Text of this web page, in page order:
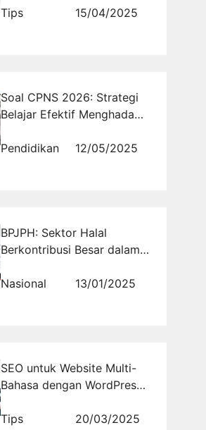
Tips
15/04/2025
Soal CPNS 2026: Strategi
Belajar Efektif Menghadapi
Pendidikan
12/05/2025
BPJPH: Sektor Halal
Berkontribusi Besar dalam
Nasional
Nasional 13/01/2025
SEO untuk Website Multi-
Bahasa dengan WordPress:
Digunakan
Tips 20/03/2025